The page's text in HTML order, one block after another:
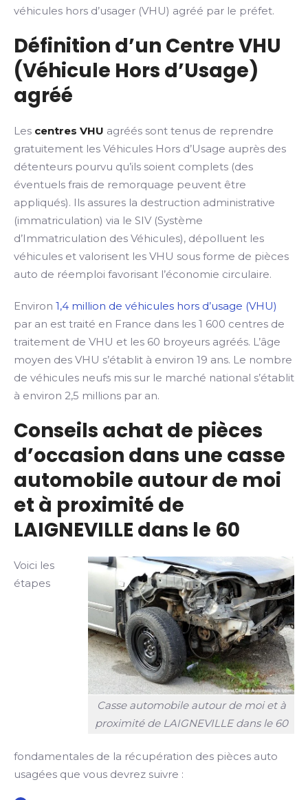
véhicules hors d’usager (VHU) agréé par le préfet.
Définition d’un Centre VHU
(Véhicule Hors d’Usage)
agréé
Les centres VHU agréés sont tenus de reprendre
gratuitement les Véhicules Hors d’Usage auprès des
détenteurs pourvu qu’ils soient complets (des
éventuels frais de remorquage peuvent être
appliqués). Ils assures la destruction administrative
(immatriculation) via le SIV (Système
d’Immatriculation des Véhicules), dépolluent les
véhicules et valorisent les VHU sous forme de pièces
auto de réemploi favorisant l’économie circulaire.
Environ 1,4 million de véhicules hors d’usage (VHU)
par an est traité en France dans les 1 600 centres de
traitement de VHU et les 60 broyeurs agréés. L’âge
moyen des VHU s’établit à environ 19 ans. Le nombre
de véhicules neufs mis sur le marché national s’établit
à environ 2,5 millions par an.
Conseils achat de pièces
d’occasion dans une casse
automobile autour de moi
et à proximité de
LAIGNEVILLE dans le 60
Casse automobile autour de moi et à
proximité de LAIGNEVILLE dans le 60
Voici les
étapes
fondamentales de la récupération des pièces auto
usagées que vous devrez suivre :